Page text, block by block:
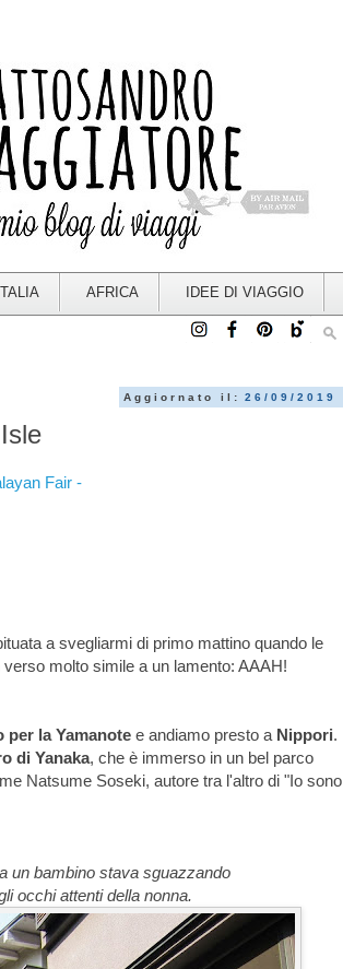
ITALIA AFRICA IDEE DI VIAGGIO
Aggiornato il: 26/09/2019
Fair -
a svegliarmi di primo mattino quando le
molto simile a un lamento: AAAH!
per la Yamanote e andiamo presto a Nippori.
di Yanaka, che è immerso in un bel parco
Natsume Soseki, autore tra l'altro di "Io sono
un bambino stava sguazzando
occhi attenti della nonna.